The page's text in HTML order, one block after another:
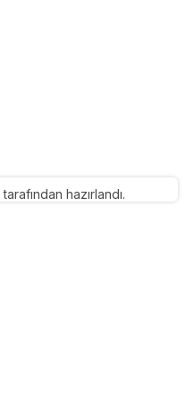
tarafından hazırlandı.